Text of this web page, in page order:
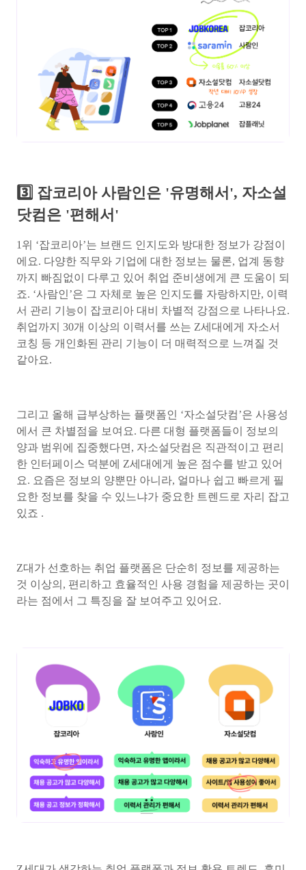
3️⃣ 잡코리아 사람인은 '유명해서', 자소설
닷컴은 '편해서'
1위 ‘잡코리아’는 브랜드 인지도와 방대한 정보가 강점이
에요. 다양한 직무와 기업에 대한 정보는 물론, 업계 동향
까지 빠짐없이 다루고 있어 취업 준비생에게 큰 도움이 되
죠. ‘사람인’은 그 자체로 높은 인지도를 자랑하지만, 이력
서 관리 기능이 잡코리아 대비 차별적 강점으로 나타나요.
취업까지 30개 이상의 이력서를 쓰는 Z세대에게 자소서
코칭 등 개인화된 관리 기능이 더 매력적으로 느껴질 것
같아요.
그리고 올해 급부상하는 플랫폼인 ‘자소설닷컴’은 사용성
에서 큰 차별점을 보여요. 다른 대형 플랫폼들이 정보의
양과 범위에 집중했다면, 자소설닷컴은 직관적이고 편리
한 인터페이스 덕분에 Z세대에게 높은 점수를 받고 있어
요. 요즘은 정보의 양뿐만 아니라, 얼마나 쉽고 빠르게 필
요한 정보를 찾을 수 있느냐가 중요한 트렌드로 자리 잡고
있죠 .
Z대가 선호하는 취업 플랫폼은 단순히 정보를 제공하는
것 이상의, 편리하고 효율적인 사용 경험을 제공하는 곳이
라는 점에서 그 특징을 잘 보여주고 있어요.